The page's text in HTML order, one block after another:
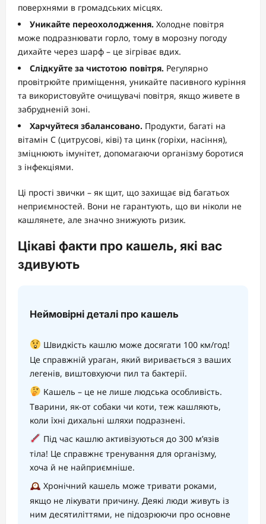
поверхнями в громадських місцях.
Уникайте переохолодження. Холодне повітря
може подразнювати горло, тому в морозну погоду
дихайте через шарф – це зігріває вдих.
Слідкуйте за чистотою повітря. Регулярно
провітрюйте приміщення, уникайте пасивного куріння
та використовуйте очищувачі повітря, якщо живете в
забрудненій зоні.
Харчуйтеся збалансовано. Продукти, багаті на
вітамін С (цитрусові, ківі) та цинк (горіхи, насіння),
зміцнюють імунітет, допомагаючи організму боротися
з інфекціями.
Ці прості звички – як щит, що захищає від багатьох
неприємностей. Вони не гарантують, що ви ніколи не
кашлянете, але значно знижують ризик.
Цікаві факти про кашель, які вас
здивують
Неймовірні деталі про кашель
Швидкість кашлю може досягати 100 км/год!
Це справжній ураган, який виривається з ваших
легенів, виштовхуючи пил та бактерії.
Кашель – це не лише людська особливість.
Тварини, як-от собаки чи коти, теж кашляють,
коли їхні дихальні шляхи подразнені.
Під час кашлю активізуються до 300 м’язів
тіла! Це справжнє тренування для організму,
хоча й не найприємніше.
Хронічний кашель може тривати роками,
якщо не лікувати причину. Деякі люди живуть із
ним десятиліттями, не підозрюючи про основне